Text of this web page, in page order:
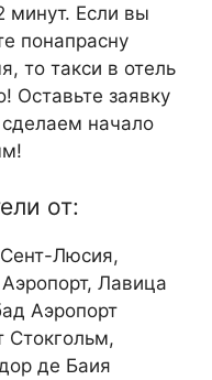
минут. Если вы
понапрасну
то такси в отель
Оставьте заявку
начало
от:
Люсия,
Лавица
Аэропорт
Стокгольм,
де Баия